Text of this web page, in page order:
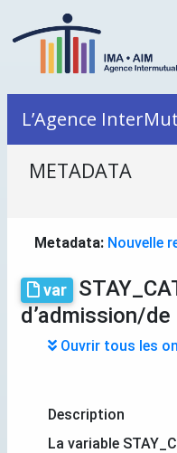
L’Agence
METADATA
Metadata: Nouvelle
var
d’admission/
Ouvrir tous les
Description
La variable